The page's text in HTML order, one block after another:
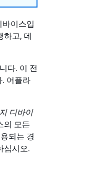
이스입
하고, 데
다. 이 전
. 어플라
디바이
의 모든
되는 경
십시오.